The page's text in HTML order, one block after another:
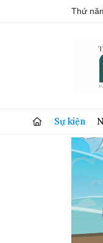
Thứ
Sự kiện